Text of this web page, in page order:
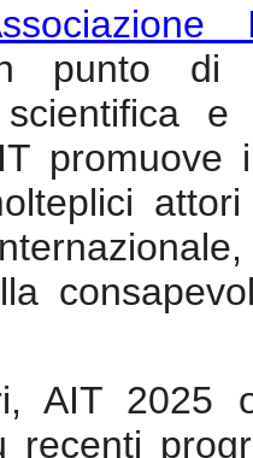
punto di
scientifica
AIT 2025
recenti